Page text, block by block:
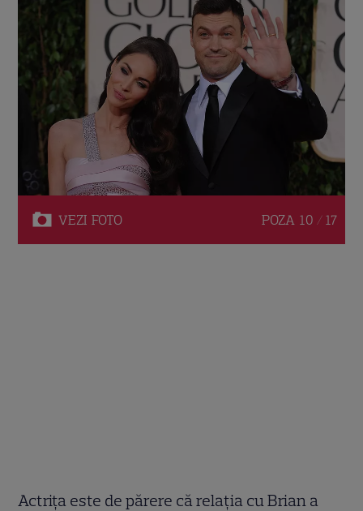
VEZI FOTO POZA 10 / 17
Actrița este de părere că relația cu Brian a